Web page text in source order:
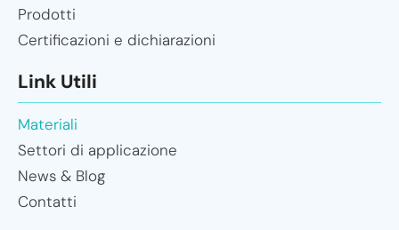
Prodotti
Certificazioni e dichiarazioni
Link Utili
Materiali
Settori di applicazione
News & Blog
Contatti